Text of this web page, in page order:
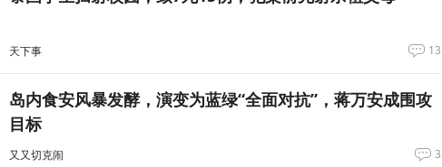
天下事 13
岛内食安风暴发酵，演变为蓝绿“全面对抗”，蒋万安成围攻
目标
又又切克闹 3